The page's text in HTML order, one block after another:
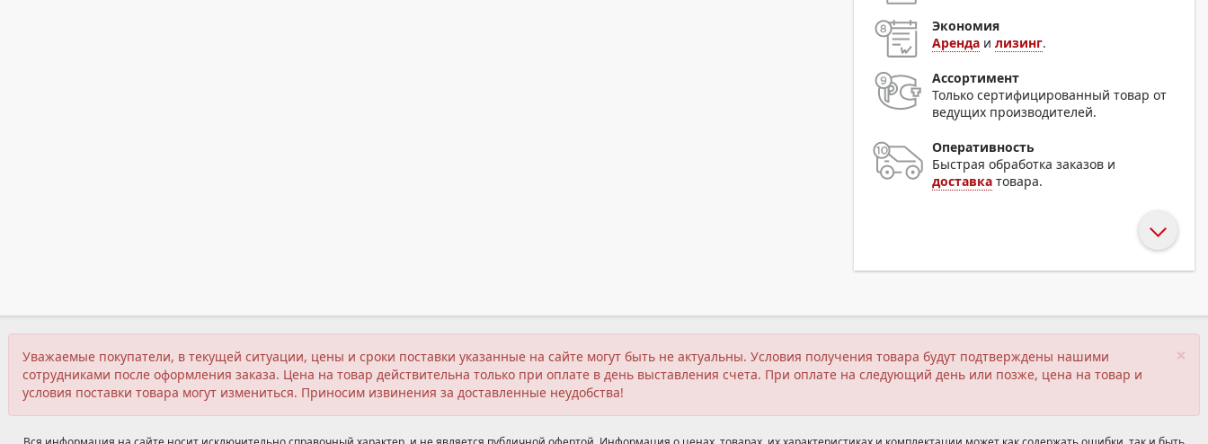
Экономия
Аренда илизинг.
Ассортимент
Только сертифицированный товар от
ведущих производителей.
Оперативность
Быстрая обработка заказов и
доставка товара.
×
Уважаемые покупатели, в текущей ситуации, цены и сроки поставки указанные на сайте могут быть не актуальны. Условия получения товара будут подтверждены нашими
сотрудниками после оформления заказа. Цена на товар действительна только при оплате в день выставления счета. При оплате на следующий день или позже, цена на товар и
условия поставки товара могут измениться. Приносим извинения за доставленные неудобства!